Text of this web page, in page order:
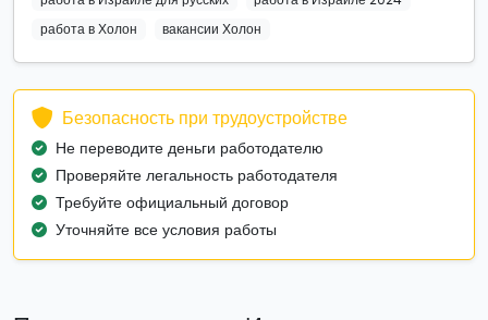
работа в Холон
вакансии Холон
Безопасность при трудоустройстве
Не переводите деньги работодателю
Проверяйте легальность работодателя
Требуйте официальный договор
Уточняйте все условия работы